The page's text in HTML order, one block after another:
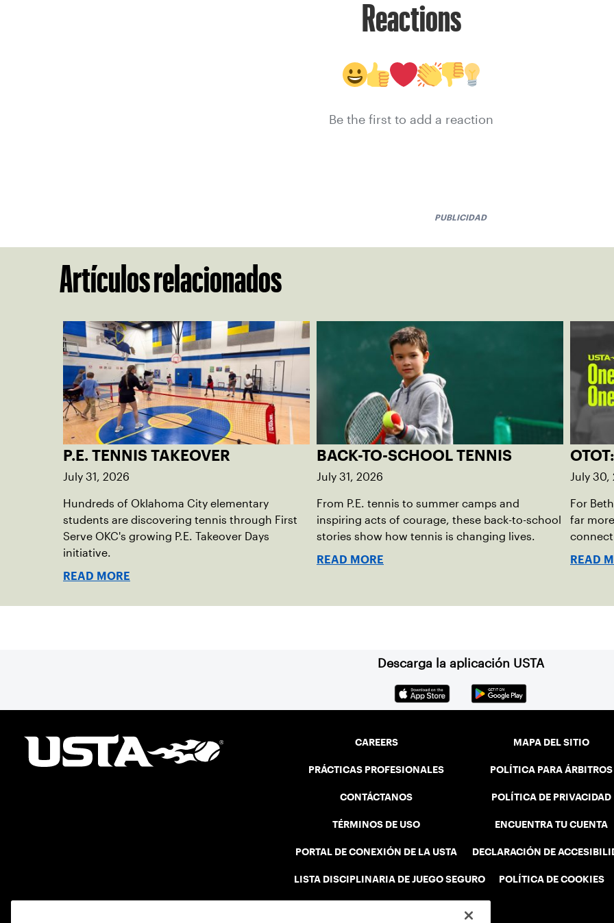
Reactions
Be the first to add a reaction
PUBLICIDAD
Artículos relacionados
P.E. TENNIS TAKEOVER
July 31, 2026
Hundreds of Oklahoma City elementary
students are discovering tennis through First
Serve OKC's growing P.E. Takeover Days
initiative.
READ MORE
BACK-TO-SCHOOL TENNIS
July 31, 2026
From P.E. tennis to summer camps and
inspiring acts of courage, these back-to-school
stories show how tennis is changing lives.
READ MORE
July 30,
For
far
READ
Descarga la aplicación USTA
CAREERS
PRÁCTICAS PROFESIONALES
CONTÁCTANOS
TÉRMINOS DE USO
PORTAL DE CONEXIÓN DE LA USTA
LISTA DISCIPLINARIA DE JUEGO SEGURO
MAPA DEL SITIO
POLÍTICA PARA ÁRBITROS
POLÍTICA DE PRIVACIDAD
ENCUENTRA TU CUENTA
DECLARACIÓN DE
POLÍTICA DE COOKIES